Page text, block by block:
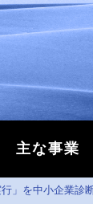
主な事業
」を中小企業